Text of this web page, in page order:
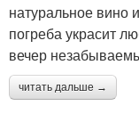
натуральное вино
погреба украсит
вечер
читать дальше →